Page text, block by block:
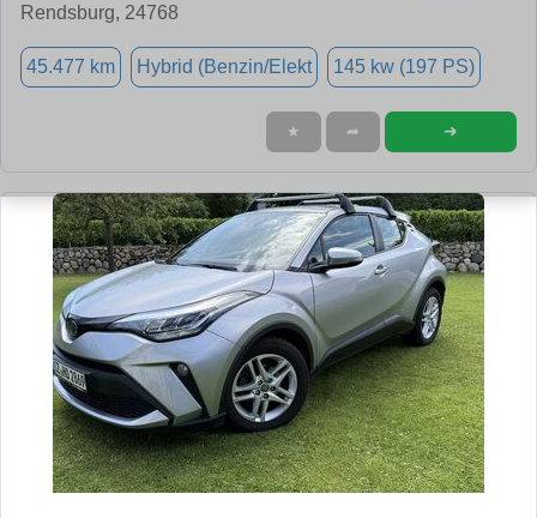
Rendsburg, 24768
45.477 km Hybrid (Benzin/Elekt 145 kw (197 PS)
★ ➦ ➜